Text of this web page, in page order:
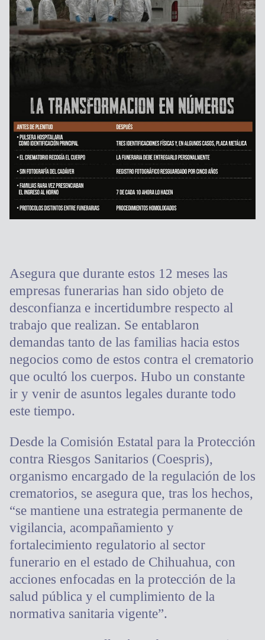
Asegura que durante estos 12 meses las
empresas funerarias han sido objeto de
desconfianza e incertidumbre respecto al
trabajo que realizan. Se entablaron
demandas tanto de las familias hacia estos
negocios como de estos contra el crematorio
que ocultó los cuerpos. Hubo un constante
ir y venir de asuntos legales durante todo
este tiempo.
Desde la Comisión Estatal para la Protección
contra Riesgos Sanitarios (Coespris),
organismo encargado de la regulación de los
crematorios, se asegura que, tras los hechos,
“se mantiene una estrategia permanente de
vigilancia, acompañamiento y
fortalecimiento regulatorio al sector
funerario en el estado de Chihuahua, con
acciones enfocadas en la protección de la
salud pública y el cumplimiento de la
normativa sanitaria vigente”.